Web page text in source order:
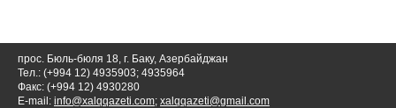
прос. Бюль-бюля 18, г. Баку, Азербайджан
Тел.: (+994 12) 4935903; 4935964
Факс: (+994 12) 4930280
E-mail: info@xalqqazeti.com; xalqqazeti@gmail.com